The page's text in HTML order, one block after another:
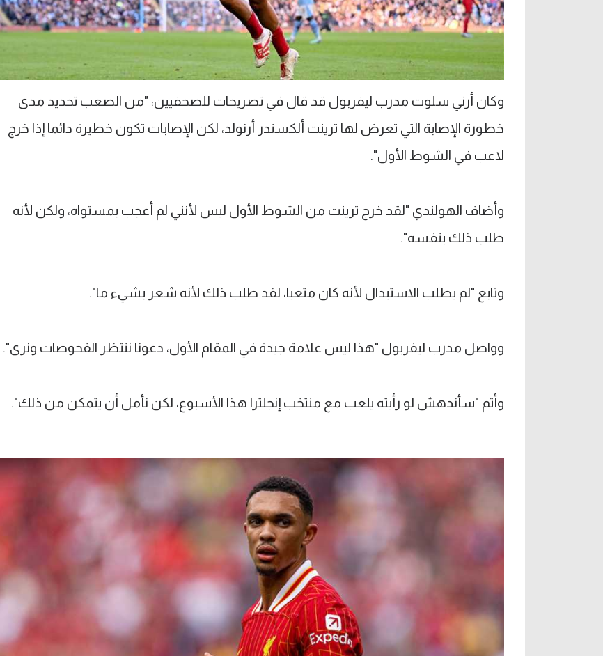
وكان أرني سلوت مدرب ليفربول قد قال في تصريحات للصحفيين: "من الصعب تحديد مدى
خطورة الإصابة التي تعرض لها ترينت ألكسندر أرنولد، لكن الإصابات تكون خطيرة دائما إذا خرج
لاعب في الشوط الأول".
وأضاف الهولندي "لقد خرج ترينت من الشوط الأول ليس لأنني لم أعجب بمستواه، ولكن لأنه
طلب ذلك بنفسه".
وتابع "لم يطلب الاستبدال لأنه كان متعبا، لقد طلب ذلك لأنه شعر بشيء ما".
وواصل مدرب ليفربول "هذا ليس علامة جيدة في المقام الأول، دعونا ننتظر الفحوصات ونرى".
وأتم "سأندهش لو رأيته يلعب مع منتخب إنجلترا هذا الأسبوع، لكن نأمل أن يتمكن من ذلك".